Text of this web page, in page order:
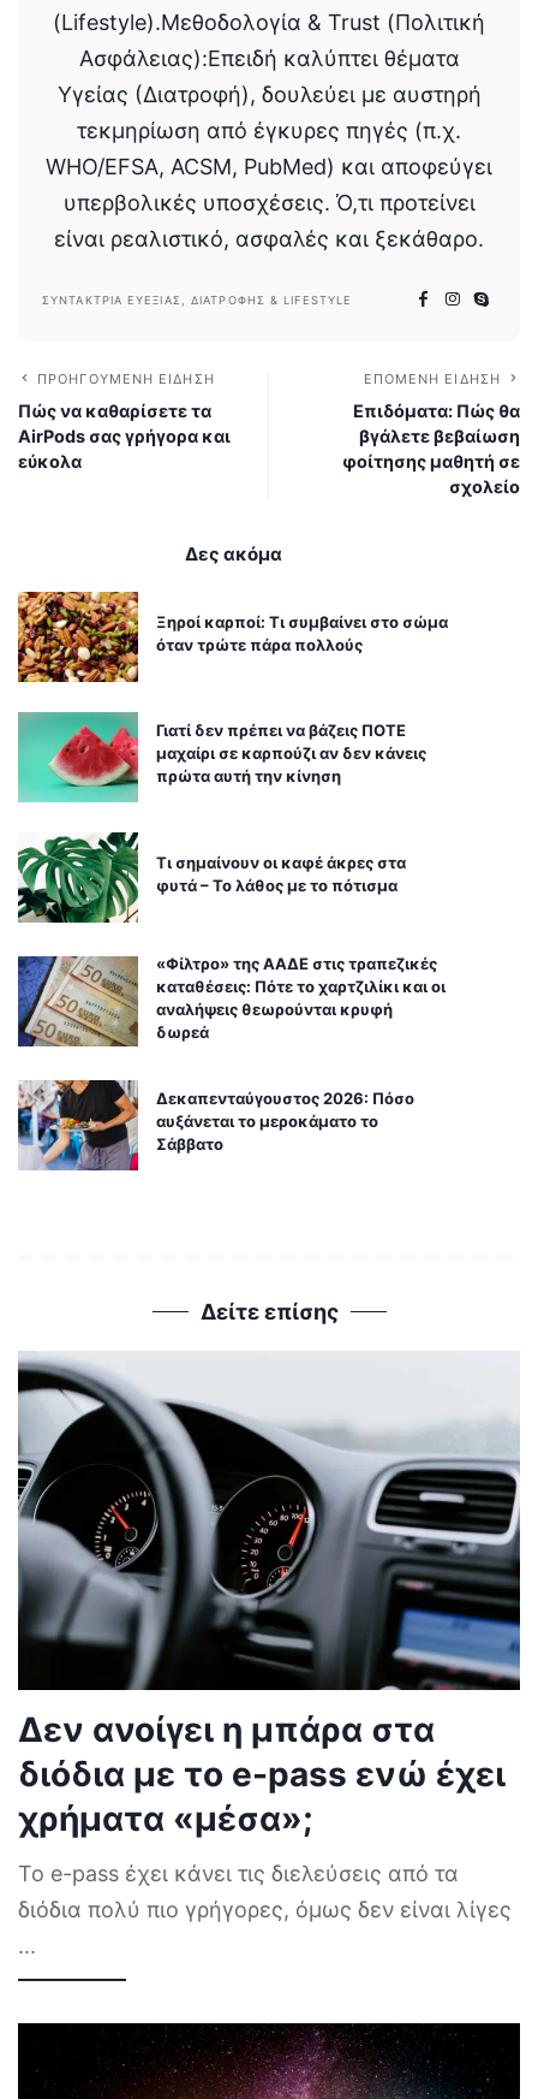
(Lifestyle).Μεθοδολογία & Trust (Πολιτική
Ασφάλειας):Επειδή καλύπτει θέματα
Υγείας (Διατροφή), δουλεύει με αυστηρή
τεκμηρίωση από έγκυρες πηγές (π.χ.
WHO/EFSA, ACSM, PubMed) και αποφεύγει
υπερβολικές υποσχέσεις. Ό,τι προτείνει
είναι ρεαλιστικό, ασφαλές και ξεκάθαρο.
ΣΥΝΤΆΚΤΡΙΑ ΕΥΕΞΊΑΣ, ΔΙΑΤΡΟΦΉΣ & LIFESTYLE
ΠΡΟΗΓΟΎΜΕΝΗ ΕΊΔΗΣΗ
Πώς να καθαρίσετε τα
AirPods σας γρήγορα και
εύκολα
ΕΠΌΜΕΝΗ ΕΊΔΗΣΗ
Επιδόματα: Πώς θα
βγάλετε βεβαίωση
φοίτησης μαθητή σε
σχολείο
Δες ακόμα
Ξηροί καρποί: Τι συμβαίνει στο σώμα
όταν τρώτε πάρα πολλούς
Γιατί δεν πρέπει να βάζεις ΠΟΤΕ
μαχαίρι σε καρπούζι αν δεν κάνεις
πρώτα αυτή την κίνηση
Τι σημαίνουν οι καφέ άκρες στα
φυτά – Το λάθος με το πότισμα
«Φίλτρο» της ΑΑΔΕ στις τραπεζικές
καταθέσεις: Πότε το χαρτζιλίκι και οι
αναλήψεις θεωρούνται κρυφή
δωρεά
Δεκαπενταύγουστος 2026: Πόσο
αυξάνεται το μεροκάματο το
Σάββατο
Δείτε επίσης
Δεν ανοίγει η μπάρα στα
διόδια με το e-pass ενώ έχει
χρήματα «μέσα»;
Το e-pass έχει κάνει τις διελεύσεις από τα
διόδια πολύ πιο γρήγορες, όμως δεν είναι λίγες
...